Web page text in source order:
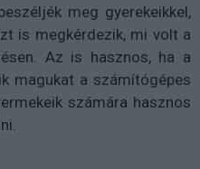
meg gyerekeikkel,
is megkérdezik, mi volt a
Az is hasznos, ha a
magukat a számítógépes
számára hasznos